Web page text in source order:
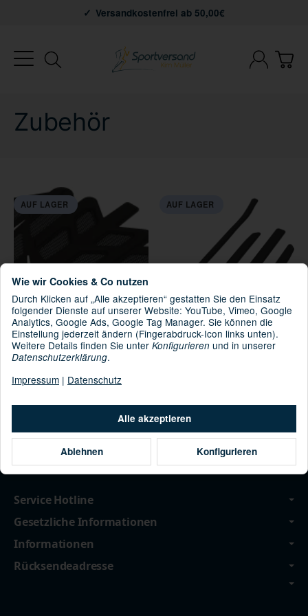
Versandkostenfrei ab 50,00€
Zubehör
Filter und Sortierung
AUF LAGER
Lumos Ultra Bugnet M
275,00 €*
AUF LAGER
Lumos Matrix/Street
Padding black
Service Hotline
Gesetzliche Informationen
Informationen
Rücksendeadresse
Alle akzeptieren
Ablehnen Konfigurieren
Wie wir Cookies & Co nutzen
Durch Klicken auf „Alle akzeptieren“ gestatten Sie den Einsatz
folgender Dienste auf unserer Website: YouTube, Vimeo, Google
Analytics, Google Ads, Google Tag Manager. Sie können die
Einstellung jederzeit ändern (Fingerabdruck-Icon links unten).
Weitere Details finden Sie unter Konfigurieren und in unserer
Datenschutzerklärung.
Impressum | Datenschutz